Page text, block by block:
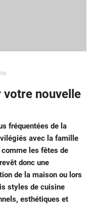
nouvelle
fréquentées de la
avec la famille
les fêtes de
donc une
de la maison ou lors
styles de cuisine
esthétiques et